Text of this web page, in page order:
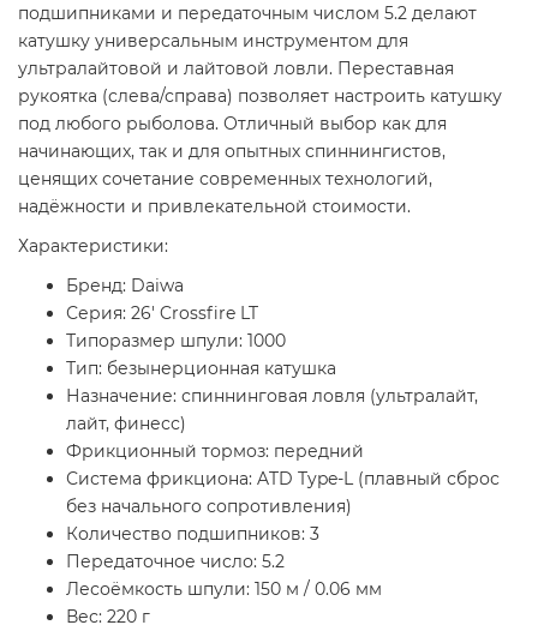
подшипниками и передаточным числом 5.2 делают
катушку универсальным инструментом для
ультралайтовой и лайтовой ловли. Переставная
рукоятка (слева/справа) позволяет настроить катушку
под любого рыболова. Отличный выбор как для
начинающих, так и для опытных спиннингистов,
ценящих сочетание современных технологий,
надёжности и привлекательной стоимости.
Характеристики:
Бренд: Daiwa
Серия: 26' Crossfire LT
Типоразмер шпули: 1000
Тип: безынерционная катушка
Назначение: спиннинговая ловля (ультралайт,
лайт, финесс)
Фрикционный тормоз: передний
Система фрикциона: ATD Type-L (плавный сброс
без начального сопротивления)
Количество подшипников: 3
Передаточное число: 5.2
Лесоёмкость шпули: 150 м / 0.06 мм
Вес: 220 г